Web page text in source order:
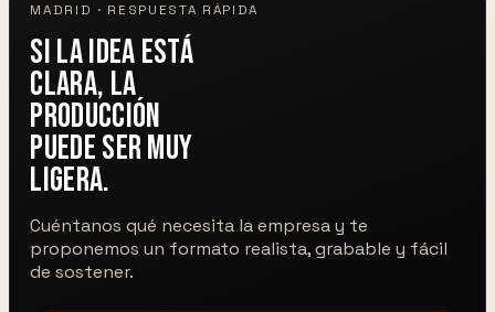
MADRID · RESPUESTA RÁPIDA
Si la idea está
clara, la
producción
puede ser muy
ligera.
Cuéntanos qué necesita la empresa y te
proponemos un formato realista, grabable y fácil
de sostener.